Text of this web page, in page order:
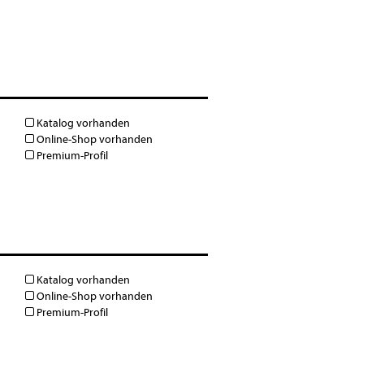
Katalog vorhanden
Online-Shop vorhanden
Premium-Profil
Katalog vorhanden
Online-Shop vorhanden
Premium-Profil